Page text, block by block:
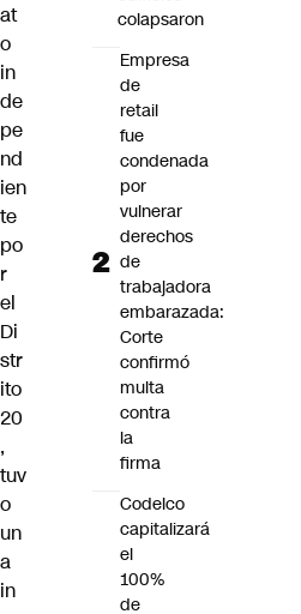
at
o
in
de
pe
nd
ien
te
po
r
el
Di
str
ito
20
,
tuv
o
un
a
in
colapsaron
Empresa
de
retail
fue
condenada
por
vulnerar
derechos
de
trabajadora
embarazada:
Corte
confirmó
multa
contra
la
firma
Codelco
capitalizará
el
100%
de